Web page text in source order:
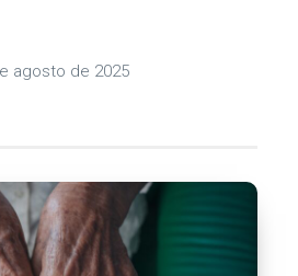
agosto de 2025